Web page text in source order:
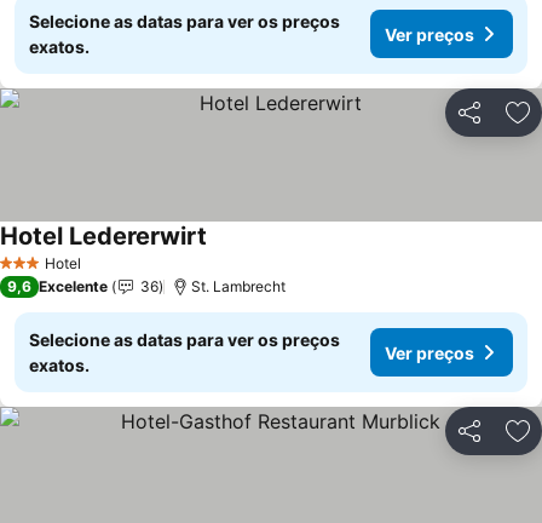
Selecione as datas para ver os preços
exatos.
Ver preços
Partilhar
3 EstrelasHotel
Hotel Ledererwirt
9,6 Excelente 36 St. Lambrecht
Selecione as datas para ver os preços
exatos.
Ver preços
Partilhar